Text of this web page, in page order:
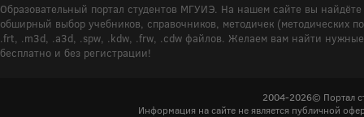
Образовательный портал студентов МГУИЭ. На нашем сайте вы
обширный выбор учебников, справочников, методичек (методических
.frt, .m3d, .a3d, .spw, .kdw, .frw, .cdw файлов. Желаем вам найти
бесплатно и без регистрации!
2004-2026© Портал
Информация на сайте не является публичной